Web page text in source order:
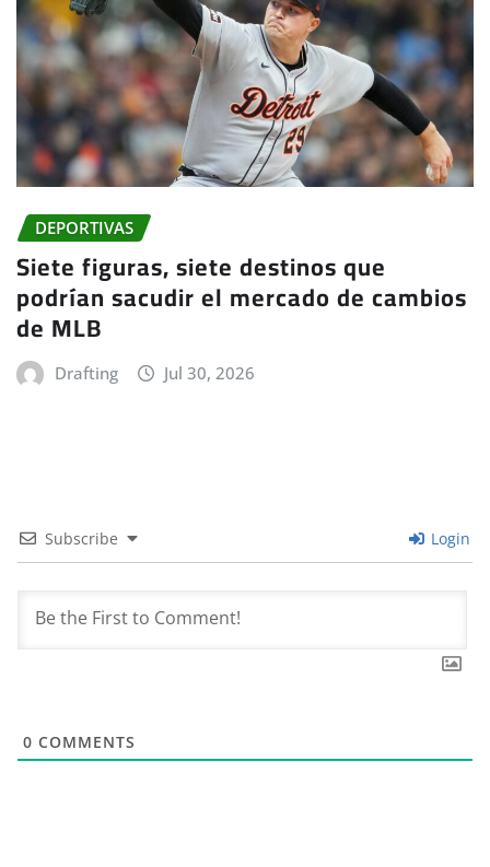
DEPORTIVAS
Siete figuras, siete destinos que
podrían sacudir el mercado de cambios
de MLB
Drafting Jul 30, 2026
Subscribe Login
0 COMMENTS